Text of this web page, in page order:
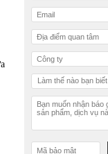
Làm thế nào bạn biết